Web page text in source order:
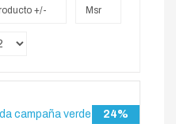
+/- Msr
24%